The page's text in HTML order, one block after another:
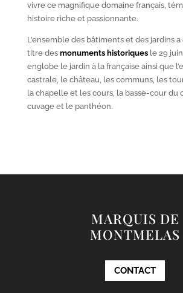
vivre ce magnifique domaine français,
histoire riche et passionnante.
L’ensemble des bâtiments et des jardins
titre des monuments historiquesle 29
englobe le jardin à la française ainsi que
castrale, le château, les communs, les
la chapelle et les cours, la basse-cour du
cuvage et le panthéon.
MARQUIS DE
MONTMELAS
CONTACT